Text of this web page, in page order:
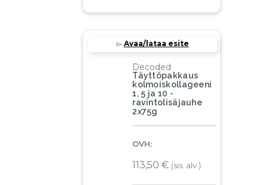
▻ Avaa/lataa esite
Decoded
Täyttöpakkaus
kolmoiskollageeni
1, 5 ja 10 -
ravintolisäjauhe
2x75g
OVH:
113,50€ (sis. alv.)